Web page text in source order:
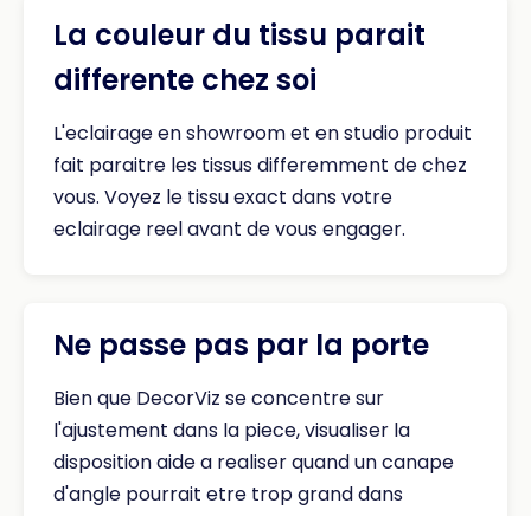
La couleur du tissu parait
differente chez soi
L'eclairage en showroom et en studio produit
fait paraitre les tissus differemment de chez
vous. Voyez le tissu exact dans votre
eclairage reel avant de vous engager.
Ne passe pas par la porte
Bien que DecorViz se concentre sur
l'ajustement dans la piece, visualiser la
disposition aide a realiser quand un canape
d'angle pourrait etre trop grand dans